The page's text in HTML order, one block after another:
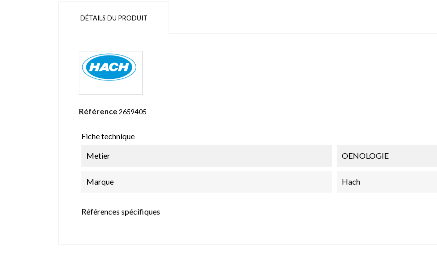
DÉTAILS DU PRODUIT
Référence 2659405
Fiche technique
Metier OENOLOGIE
Marque Hach
Références spécifiques